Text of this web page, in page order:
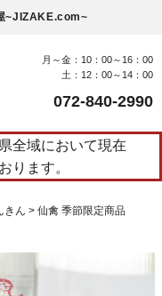
~JIZAKE.com~
月～金：10：00～16：00
土：12：00～14：00
072-840-2990
全域において現在
ります。
きん 仙禽 季節限定商品